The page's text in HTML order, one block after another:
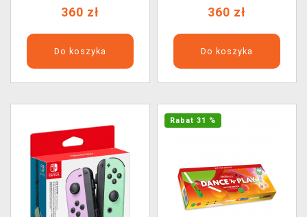
360 zł
Do koszyka
360 zł
Do koszyka
Rabat 31 %